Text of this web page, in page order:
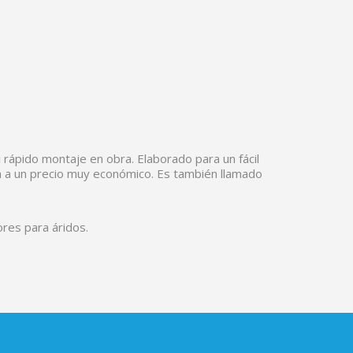
montaje en obra. Elaborado para un fácil
un precio muy económico. Es también llamado
para áridos.